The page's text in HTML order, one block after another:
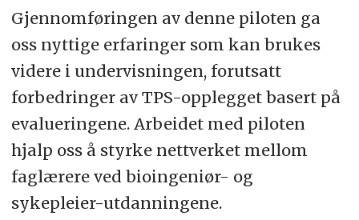
Gjennomføringen av denne piloten ga
oss nyttige erfaringer som kan brukes
videre i undervisningen, forutsatt
forbedringer av TPS-opplegget basert på
evalueringene. Arbeidet med piloten
hjalp oss å styrke nettverket mellom
faglærere ved bioingeniør- og
sykepleier-utdanningene.